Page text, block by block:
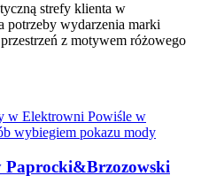
strefy klienta w
potrzeby wydarzenia marki
z motywem różowego
Paprocki&Brzozowski